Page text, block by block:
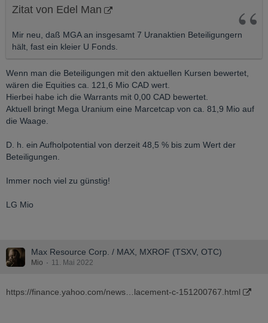
Cameco - als guter Dividendenzahler).
UNTERNEHMEN IN EINEM JAHRELANGEN BÄRENMARKT
DAS ÜBERLEBEN GESCHAFFT HABEN. GERADE KEINE !!
ZOCKERPAPIERE.
Ich fahre meine Positionen nach Anstiegen wie gestern bei UEC
gerne auch wieder auf 0 zurück. ICH NICHT !
Wir befinden uns in einem Bärenmarkt mit Rückgang der
Industrieproduktion - und Stagflationstrends. DA GEBE ICH DIR
DAS TRIFFFT AUF DEN ATOMENERGIEBEREICH GERADE
NICHT ZU.
UNTERNEHMEN NICHT ÜBERLEBEN, ABER EIN GROSSER
GROSSE KURSSTEIGERUNGEN ERLEBEN.
ALLEN VIEL GLÜCK
Zitat von Edel Man
Mir neu, daß MGA an insgesamt 7 Uranaktien Beteiligungern
hält, fast ein kleier U Fonds.
Wenn man die Beteiligungen mit den aktuellen Kursen bewertet,
wären die Equities ca. 121,6 Mio CAD wert.
Hierbei habe ich die Warrants mit 0,00 CAD bewertet.
Aktuell bringt Mega Uranium eine Marcetcap von ca. 81,9 Mio auf
die Waage.
D. h. ein Aufholpotential von derzeit 48,5 % bis zum Wert der
Beteiligungen.
Immer noch viel zu günstig!
LG Mio
Max Resource Corp. / MAX, MXROF (TSXV, OTC)
Mio 11. Mai 2022
https://finance.yahoo.com/news…lacement-c-151200767.html